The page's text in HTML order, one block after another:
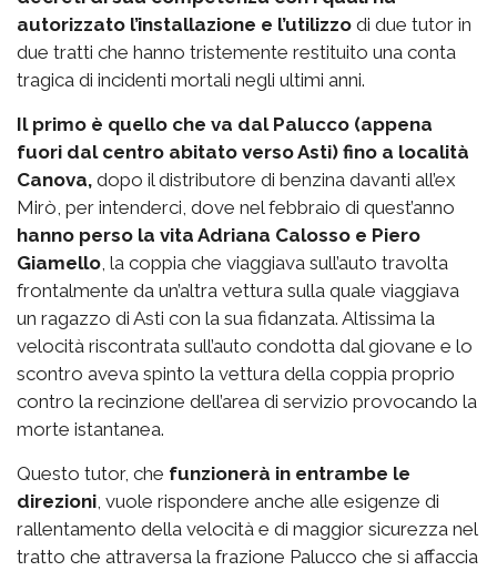
autorizzato l’installazione e l’utilizzo di due tutor in
due tratti che hanno tristemente restituito una conta
tragica di incidenti mortali negli ultimi anni.
Il primo è quello che va dal Palucco (appena
fuori dal centro abitato verso Asti) fino a località
Canova, dopo il distributore di benzina davanti all’ex
Mirò, per intenderci, dove nel febbraio di quest’anno
hanno perso la vita Adriana Calosso e Piero
Giamello , la coppia che viaggiava sull’auto travolta
frontalmente da un’altra vettura sulla quale viaggiava
un ragazzo di Asti con la sua fidanzata. Altissima la
velocità riscontrata sull’auto condotta dal giovane e lo
scontro aveva spinto la vettura della coppia proprio
contro la recinzione dell’area di servizio provocando la
morte istantanea.
Questo tutor, che funzionerà in entrambe le
direzioni , vuole rispondere anche alle esigenze di
rallentamento della velocità e di maggior sicurezza nel
tratto che attraversa la frazione Palucco che si affaccia